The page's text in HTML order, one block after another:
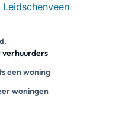
verhuurders
een woning
woningen